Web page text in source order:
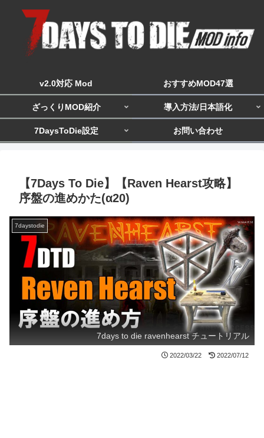
v2.0対応 Mod おすすめMOD47選
ざっくりMOD紹介 導入方法/日本語化
7DaysToDie設定 お問い合わせ
【7Days To Die】【Raven Hearst攻略】
序盤の進めかた(α20)
7daystodie
7days to die ravenhearst チュートリアル
2022/03/22 2022/07/12